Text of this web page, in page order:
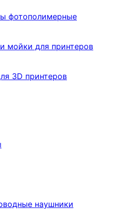
фотополимерные
мойки для принтеров
3D принтеров
наушники